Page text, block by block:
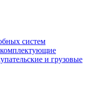
систем
и грузовые